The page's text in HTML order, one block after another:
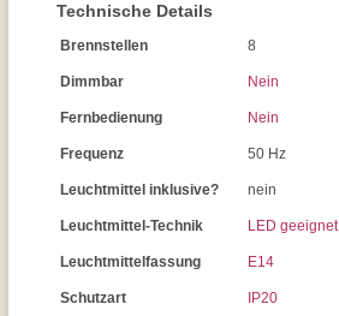
Technische Details
Brennstellen 8
Dimmbar Nein
Fernbedienung Nein
Frequenz 50 Hz
Leuchtmittel inklusive? nein
Leuchtmittel-Technik LED geeignet
Leuchtmittelfassung E14
Schutzart IP20